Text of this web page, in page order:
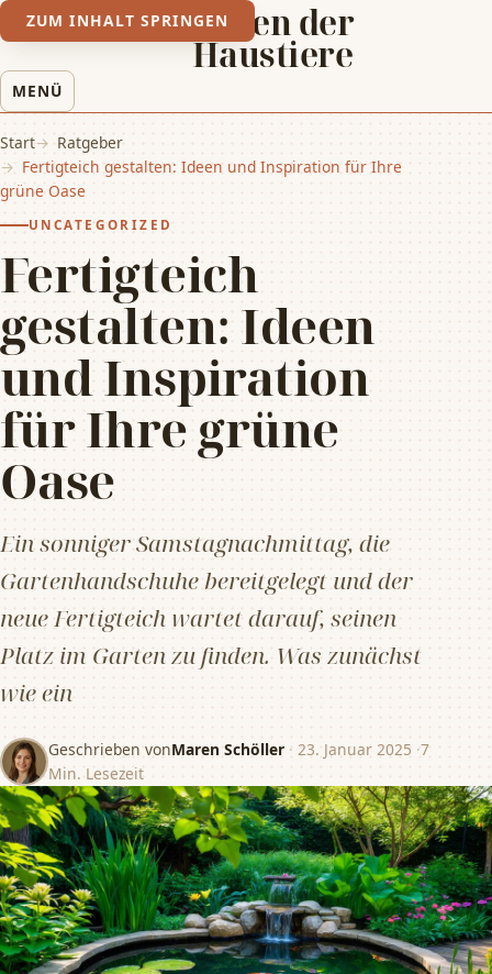
ZUM INHALT SPRINGEN
Leben der
Haustiere
MENÜ
Start
Ratgeber
Fertigteich gestalten: Ideen und Inspiration für Ihre
grüne Oase
UNCATEGORIZED
Fertigteich
gestalten: Ideen
und Inspiration
für Ihre grüne
Oase
Ein sonniger Samstagnachmittag, die
Gartenhandschuhe bereitgelegt und der
neue Fertigteich wartet darauf, seinen
Platz im Garten zu finden. Was zunächst
wie ein
Geschrieben vonMaren Schöller · 23. Januar 2025 ·7
Min. Lesezeit